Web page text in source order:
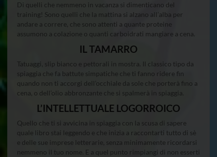
Di quelli che nemmeno in vacanza si dimenticano del
training! Sono quelli che la mattina si alzano all’alba per
andare a correre, che sono attenti a quante proteine
assumono a colazione o quanti carboidrati mangiare a cena.
IL TAMARRO
Tatuaggi, slip bianco e pettorali in mostra. Il classico tipo da
spiaggia che fa battute simpatiche che ti fanno ridere fin
quando non ti accorgi dell’occhiale da sole che porterà fino a
cena, o dell’olio abbronzante che si spalmerà in spiaggia.
L’INTELLETTUALE LOGORROICO
Quello che ti si avvicina in spiaggia con la scusa di sapere
quale libro stai leggendo e che inizia a raccontarti tutto di sè
e delle sue imprese letterarie, senza minimamente ricordarsi
nemmeno il tuo nome. E a quel punto rimpiangi di non esserti